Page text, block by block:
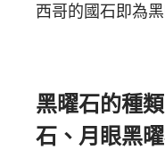
西哥的國石即為黑
黑曜石的種
石、月眼黑